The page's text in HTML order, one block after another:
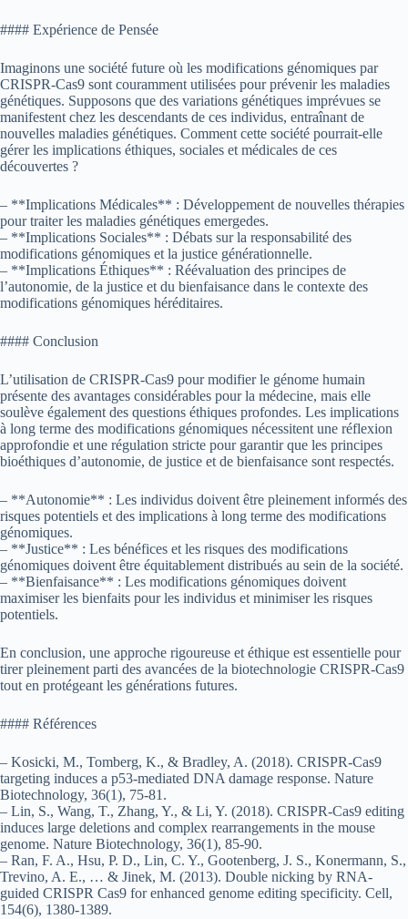
#### Expérience de Pensée
Imaginons une société future où les modifications génomiques par
CRISPR-Cas9 sont couramment utilisées pour prévenir les maladies
génétiques. Supposons que des variations génétiques imprévues se
manifestent chez les descendants de ces individus, entraînant de
nouvelles maladies génétiques. Comment cette société pourrait-elle
gérer les implications éthiques, sociales et médicales de ces
découvertes ?
– **Implications Médicales** : Développement de nouvelles thérapies
pour traiter les maladies génétiques emergedes.
– **Implications Sociales** : Débats sur la responsabilité des
modifications génomiques et la justice générationnelle.
– **Implications Éthiques** : Réévaluation des principes de
l’autonomie, de la justice et du bienfaisance dans le contexte des
modifications génomiques héréditaires.
#### Conclusion
L’utilisation de CRISPR-Cas9 pour modifier le génome humain
présente des avantages considérables pour la médecine, mais elle
soulève également des questions éthiques profondes. Les implications
à long terme des modifications génomiques nécessitent une réflexion
approfondie et une régulation stricte pour garantir que les principes
bioéthiques d’autonomie, de justice et de bienfaisance sont respectés.
– **Autonomie** : Les individus doivent être pleinement informés des
risques potentiels et des implications à long terme des modifications
génomiques.
– **Justice** : Les bénéfices et les risques des modifications
génomiques doivent être équitablement distribués au sein de la société.
– **Bienfaisance** : Les modifications génomiques doivent
maximiser les bienfaits pour les individus et minimiser les risques
potentiels.
En conclusion, une approche rigoureuse et éthique est essentielle pour
tirer pleinement parti des avancées de la biotechnologie CRISPR-Cas9
tout en protégeant les générations futures.
#### Références
– Kosicki, M., Tomberg, K., & Bradley, A. (2018). CRISPR-Cas9
targeting induces a p53-mediated DNA damage response. Nature
Biotechnology, 36(1), 75-81.
– Lin, S., Wang, T., Zhang, Y., & Li, Y. (2018). CRISPR-Cas9 editing
induces large deletions and complex rearrangements in the mouse
genome. Nature Biotechnology, 36(1), 85-90.
– Ran, F. A., Hsu, P. D., Lin, C. Y., Gootenberg, J. S., Konermann, S.,
Trevino, A. E., … & Jinek, M. (2013). Double nicking by RNA-
guided CRISPR Cas9 for enhanced genome editing specificity. Cell,
154(6), 1380-1389.